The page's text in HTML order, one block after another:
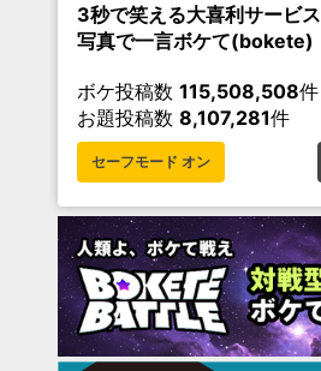
3秒で笑える大喜利サービス
写真で一言ボケて(bokete)
ボケ投稿数 115,508,508件
お題投稿数 8,107,281件
セーフモード オン